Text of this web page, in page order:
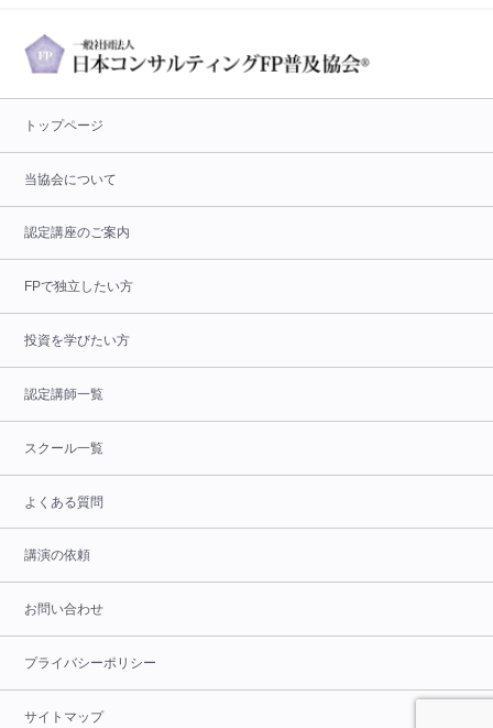
トップページ
当協会について
認定講座のご案内
FPで独立したい方
投資を学びたい方
認定講師一覧
スクール一覧
よくある質問
講演の依頼
お問い合わせ
プライバシーポリシー
サイトマップ